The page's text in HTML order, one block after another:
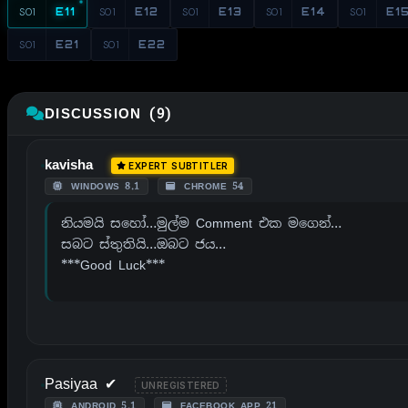
S01 E11 S01 E12 S01 E13 S01 E14 S01 E15
S01 E21 S01 E22
DISCUSSION (9)
kavisha EXPERT SUBTITLER
WINDOWS 8.1 CHROME 54
නියමයි සහෝ…මුල්ම Comment එක මගෙන්…
සබට ස්තුතියි…ඔබට ජය…
***Good Luck***
Pasiyaa ✔ UNREGISTERED
ANDROID 5.1 FACEBOOK APP 21